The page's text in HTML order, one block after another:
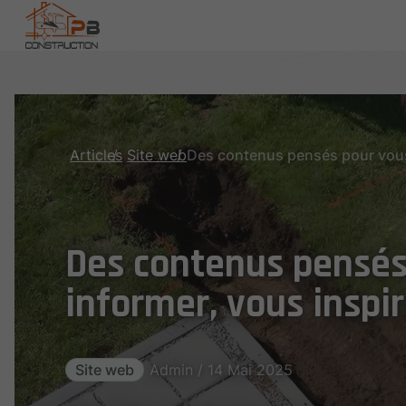
Articles Site web
Des contenus
informer, vous
Site web Admin / 14 Mai 2025